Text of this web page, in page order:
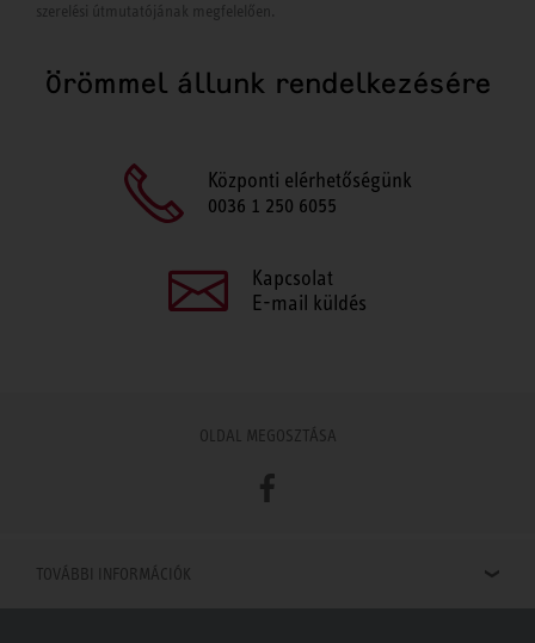
szerelési útmutatójának megfelelően.
Örömmel állunk rendelkezésére
Központi elérhetőségünk
0036 1 250 6055
Kapcsolat
E-mail küldés
OLDAL MEGOSZTÁSA
Facebook
TOVÁBBI INFORMÁCIÓK